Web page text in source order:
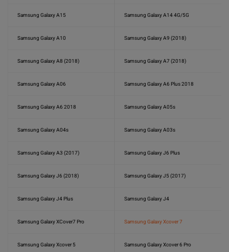
Samsung Galaxy A15 Samsung Galaxy A14 4G/5G
Samsung Galaxy A10 Samsung Galaxy A9 (2018)
Samsung Galaxy A8 (2018) Samsung Galaxy A7 (2018)
Samsung Galaxy A06 Samsung Galaxy A6 Plus 2018
Samsung Galaxy A6 2018 Samsung Galaxy A05s
Samsung Galaxy A04s Samsung Galaxy A03s
Samsung Galaxy A3 (2017) Samsung Galaxy J6 Plus
Samsung Galaxy J6 (2018) Samsung Galaxy J5 (2017)
Samsung Galaxy J4 Plus Samsung Galaxy J4
Samsung Galaxy XCover7 Pro Samsung Galaxy Xcover 7
Samsung Galaxy Xcover 5 Samsung Galaxy Xcover 6 Pro